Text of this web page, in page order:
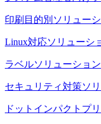
印刷目的別ソリュー
Linux対応ソリューシ
ラベルソリューション
セキュリティ対策ソ
ドットインパクトプ